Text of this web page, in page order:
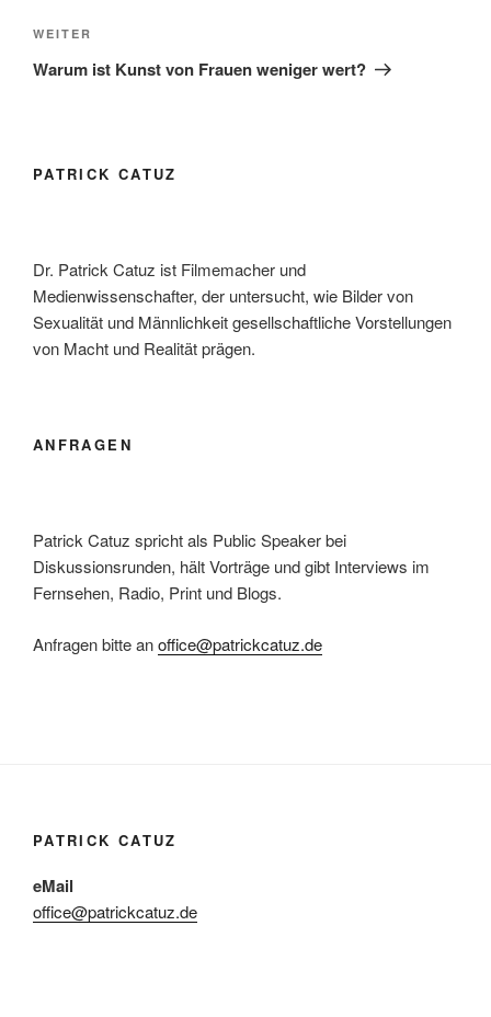
Nächster
Beitrag
WEITER
Warum ist Kunst von Frauen weniger wert?
PATRICK CATUZ
Dr. Patrick Catuz ist Filmemacher und
Medienwissenschafter, der untersucht, wie Bilder von
Sexualität und Männlichkeit gesellschaftliche Vorstellungen
von Macht und Realität prägen.
ANFRAGEN
Patrick Catuz spricht als Public Speaker bei
Diskussionsrunden, hält Vorträge und gibt Interviews im
Fernsehen, Radio, Print und Blogs.
Anfragen bitte anoffice@patrickcatuz.de
PATRICK CATUZ
eMail
office@patrickcatuz.de